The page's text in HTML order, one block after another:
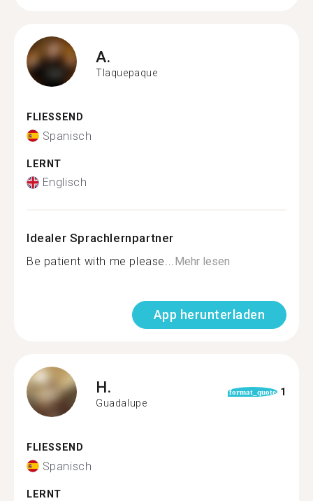
A.
Tlaquepaque
FLIESSEND
Spanisch
LERNT
Englisch
Idealer Sprachlernpartner
Be patient with me please...Mehr lesen
App herunterladen
H.
Guadalupe
format_quote 1
FLIESSEND
Spanisch
LERNT